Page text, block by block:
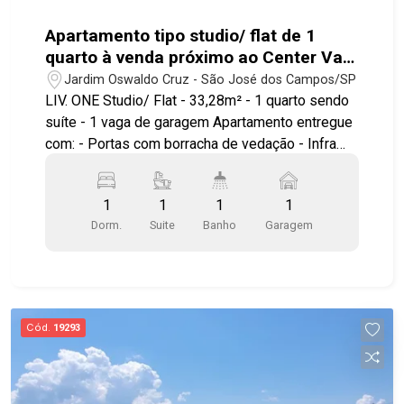
Apartamento tipo studio/ flat de 1
quarto à venda próximo ao Center Vale
em São José dos Campos | Liv.One
Jardim Oswaldo Cruz - São José dos Campos/SP
LIV. ONE Studio/ Flat - 33,28m² - 1 quarto sendo
suíte - 1 vaga de garagem Apartamento entregue
com: - Portas com borracha de vedação - Infra
- Área de serviço integrada a varanda - Ponto
elétrico para churrasqueira grill - Janela com
persiana integrada automatizada - Aquecimento a
COMUNS Piscina com prainha Solarium Mirante
Wellness Espaço yoga Fitness interno e externo
Fireplace Espaços gourmet Lounges Wine bar
Coworking Lavanderia compartilhada Minimarket
1
Dorm.
1
Suite
1
Banho
1
Garagem
Cód. 19293